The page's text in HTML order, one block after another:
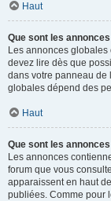
Haut
Que sont les
Les annonces
devez lire dès que
dans votre panneau de
globales dépend des
Haut
Que sont les
Les annonces
forum que vous
apparaissent en haut
publiées. Comme pour